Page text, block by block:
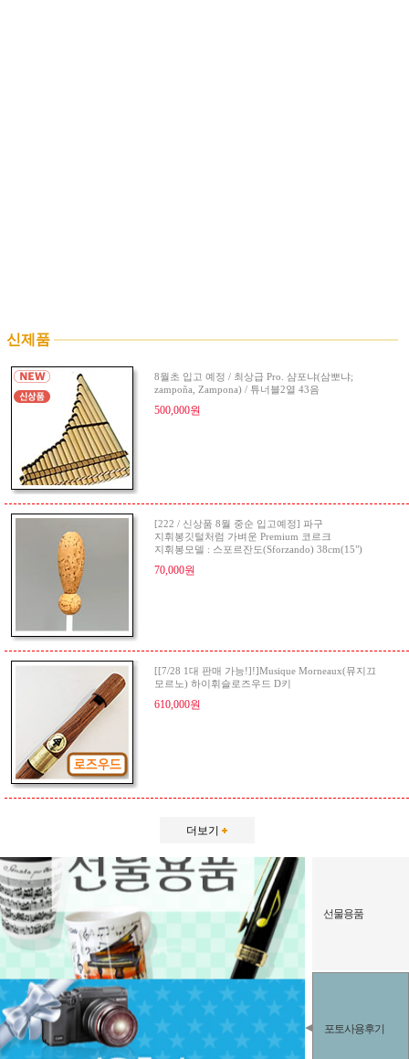
신제품
8월초 입고 예정 / 최상급 Pro. 샴포냐(삼뽀냐;
zampoña, Zampona) / 튜너블2열 43음
500,000원
[222 / 신상품 8월 중순 입고예정] 파구
지휘봉깃털처럼 가벼운 Premium 코르크
지휘봉모델 : 스포르잔도(Sforzando) 38cm(15")
70,000원
[[7/28 1대 판매 가능!]!]Musique Morneaux(뮤지끄
모르노) 하이휘슬로즈우드 D키
610,000원
더보기
선물용품
포토사용후기